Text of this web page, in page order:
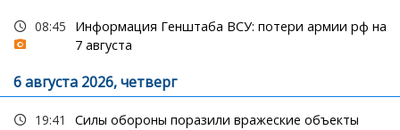
08:45
Информация Генштаба ВСУ: потери армии рф на
7 августа
6 августа 2026, четверг
19:41 Силы обороны поразили вражеские объекты